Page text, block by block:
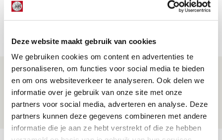
Deze website maakt gebruik van cookies
We gebruiken cookies om content en advertenties te
personaliseren, om functies voor social media te bieden
en om ons websiteverkeer te analyseren. Ook delen we
informatie over je gebruik van onze site met onze
partners voor social media, adverteren en analyse. Deze
partners kunnen deze gegevens combineren met andere
informatie die je aan ze hebt verstrekt of die ze hebben
Brandt: ‘Ajax en Cruijff bleven door
mijn hoofd spoken’
07 AUGUSTUS 2026 - 20:02
NIEUWS